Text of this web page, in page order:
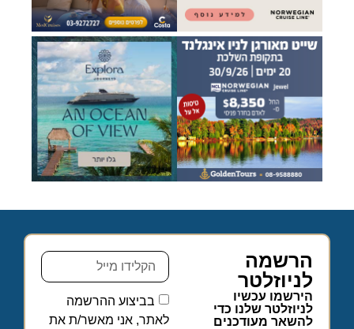
הרשמה
לניוזלטר
הירשמו עכשיו
לניוזלטר שלנו כדי
להשאר מעודכנים
בביצוע ההרשמה
לאתר, אני מאשר/ת את